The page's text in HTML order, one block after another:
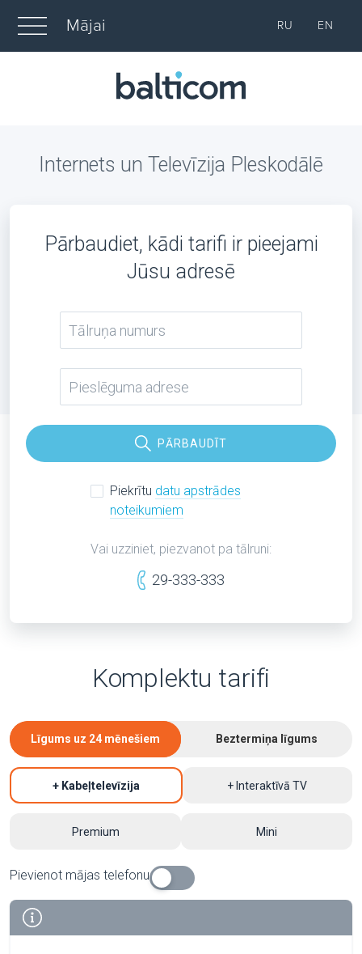
Mājai RU EN
Internets un Televīzija Pleskodālē
Pārbaudiet, kādi tarifi ir pieejami
Jūsu adresē
PĀRBAUDĪT
Piekrītu datu apstrādes
noteikumiem
Vai uzziniet, piezvanot pa tālruni:
29-333-333
Komplektu tarifi
Līgums uz 24 mēnešiem Beztermiņa līgums
+ Kabeļtelevīzija + Interaktīvā TV
Premium Mini
Pievienot mājas telefonu